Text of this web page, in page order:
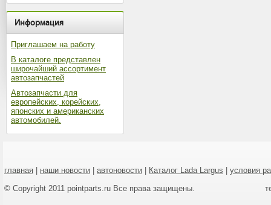
Информация
Приглашаем на работу
В каталоге представлен
широчайший ассортимент
автозапчастей
Автозапчасти для
европейских, корейских,
японских и американских
автомобилей.
главная наши новости автоновости Каталог Lada Largus
условия
© Copyright 2011 pointparts.ru Все права защищены.